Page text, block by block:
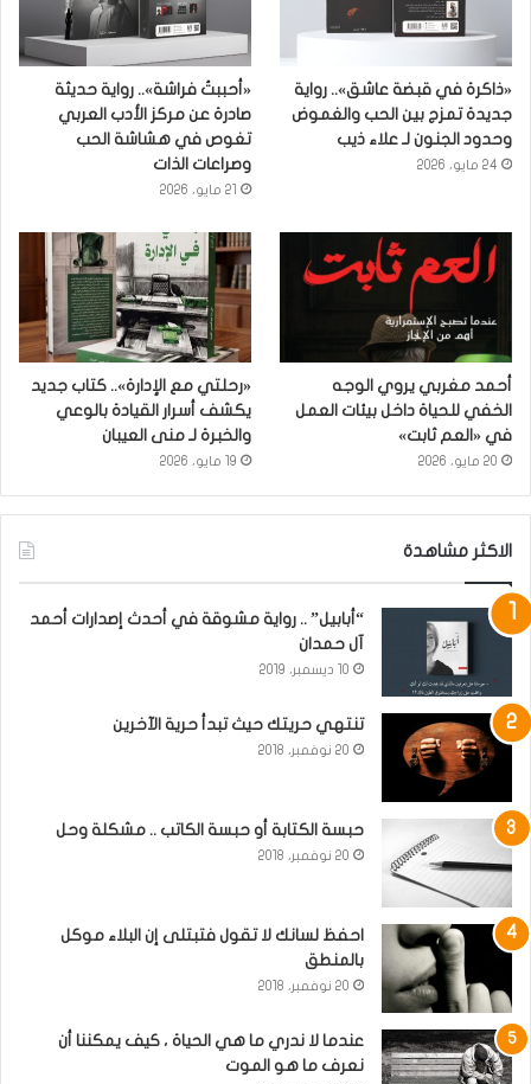
«ذاكرة في قبضة عاشق».. رواية
جديدة تمزج بين الحب والغموض
وحدود الجنون لـ علاء ذيب
24 مايو، 2026
«أحببتُ فراشة».. رواية حديثة
صادرة عن مركز الأدب العربي
تغوص في هشاشة الحب
وصراعات الذات
21 مايو، 2026
أحمد مغربي يروي الوجه
الخفي للحياة داخل بيئات العمل
في «العم ثابت»
20 مايو، 2026
«رحلتي مع الإدارة».. كتاب جديد
يكشف أسرار القيادة بالوعي
والخبرة لـ منى العيبان
19 مايو، 2026
الاكثر مشاهدة
“أبابيل” .. رواية مشوقة في أحدث إصدارات أحمد
آل حمدان
10 ديسمبر، 2019
تنتهي حريتك حيث تبدأ حرية الآخرين
20 نوفمبر، 2018
حبسة الكتابة أو حبسة الكاتب .. مشكلة وحل
20 نوفمبر، 2018
احفظ لسانك لا تقول فتبتلى إن البلاء موكل
بالمنطق
20 نوفمبر، 2018
عندما لا ندري ما هي الحياة ، كيف يمكننا أن
نعرف ما هو الموت